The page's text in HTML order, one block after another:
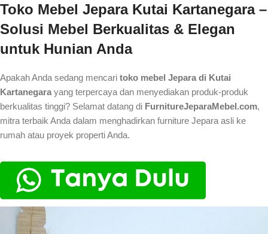
Toko Mebel Jepara Kutai Kartanegara –
Solusi Mebel Berkualitas & Elegan
untuk Hunian Anda
Apakah Anda sedang mencari toko mebel Jepara di Kutai
Kartanegara yang terpercaya dan menyediakan produk-produk
berkualitas tinggi? Selamat datang di FurnitureJeparaMebel.com,
mitra terbaik Anda dalam menghadirkan furniture Jepara asli ke
rumah atau proyek properti Anda.